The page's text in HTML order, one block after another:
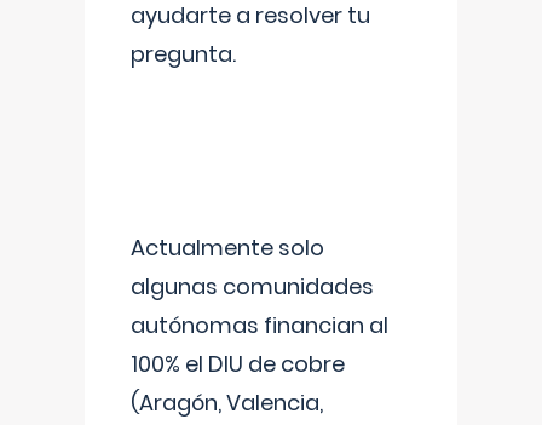
ayudarte a resolver tu
pregunta.
Actualmente solo
algunas comunidades
autónomas financian al
100% el DIU de cobre
(Aragón, Valencia,